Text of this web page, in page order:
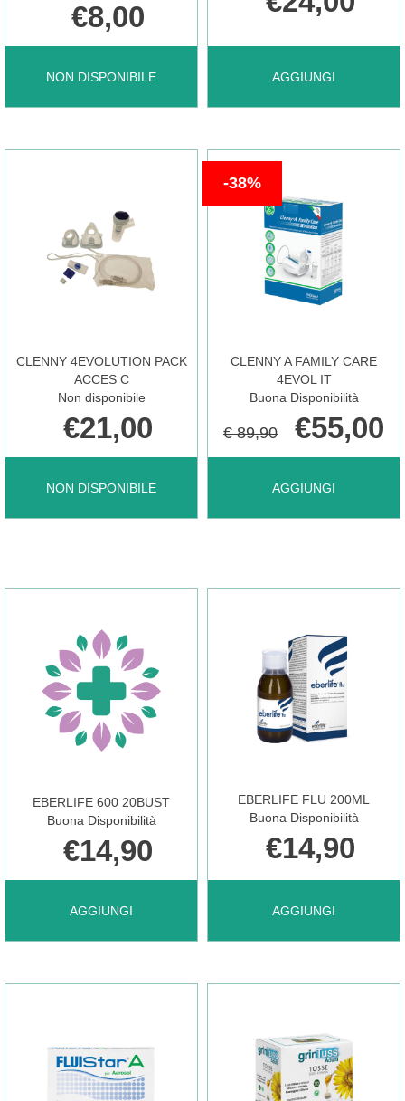
€8,00
NON DISPONIBILE
BRONCOSEDINA
70G NON
DISPONIBILE
AGGIUNGI
AGGIUNGI
CARRELLO
CLENNY 4EVOLUTION PACK
ACCES C
Non disponibile
€21,00
NON DISPONIBILE
CLENNY
ACCES
C NON
DISPONIBILE
CLENNY A FAMILY CARE
4EVOL IT
Buona Disponibilità
38%
€ 89,90 €55,00
AGGIUNGI
AGGIUNGI CLENNY
4EVOL
CARRELLO
EBERLIFE 600 20BUST
Buona Disponibilità
€14,90
AGGIUNGI
AGGIUNGI EBERLIFE
CARRELLO
EBERLIFE FLU 200ML
Buona Disponibilità
€14,90
AGGIUNGI
AGGIUNGI EBERLIFE
CARRELLO